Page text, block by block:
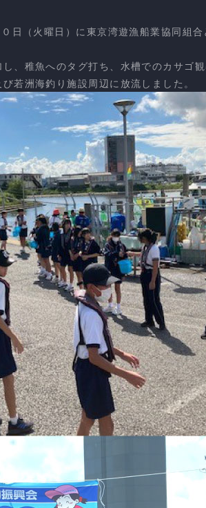
日（火曜日）に東京湾遊漁船業協同組
、稚魚へのタグ打ち、水槽でのカサゴ
若洲海釣り施設周辺に放流しました。